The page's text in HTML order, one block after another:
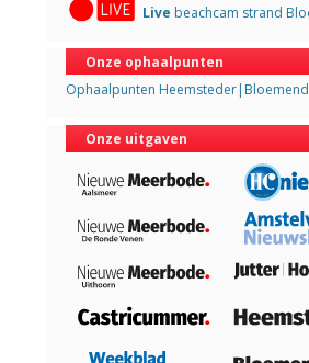
Live beachcam strand
Onze ophaalpunten
Ophaalpunten
Onze uitgaven